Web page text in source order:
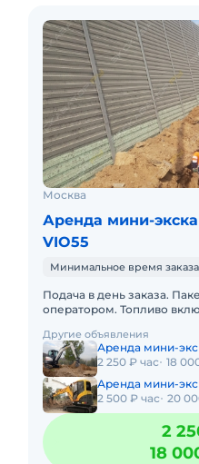
Москва
Аренда мини-
VIO55
Минимальное время
Подача в день заказа.
оператором. Топливо
свободна.
Другие объявления
Аренда мини-
2 250 ₽ час 18
Аренда мини-
2 500 ₽ час 20
2
18